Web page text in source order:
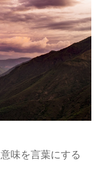
味を言葉にする